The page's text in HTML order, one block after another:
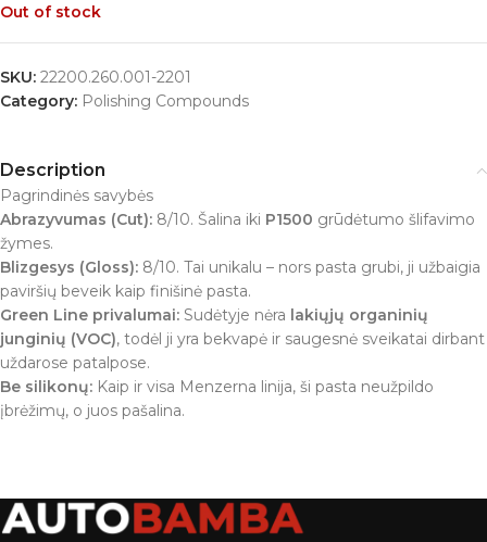
Out of stock
SKU: 22200.260.001-2201
Category: Polishing Compounds
Description
Pagrindinės savybės
Abrazyvumas (Cut): 8/10. Šalina iki P1500 grūdėtumo šlifavimo
žymes.
Blizgesys (Gloss): 8/10. Tai unikalu – nors pasta grubi, ji užbaigia
paviršių beveik kaip finišinė pasta.
Green Line privalumai: Sudėtyje nėra lakiųjų organinių
junginių (VOC), todėl ji yra bekvapė ir saugesnė sveikatai dirbant
uždarose patalpose.
Be silikonų: Kaip ir visa Menzerna linija, ši pasta neužpildo
įbrėžimų, o juos pašalina.